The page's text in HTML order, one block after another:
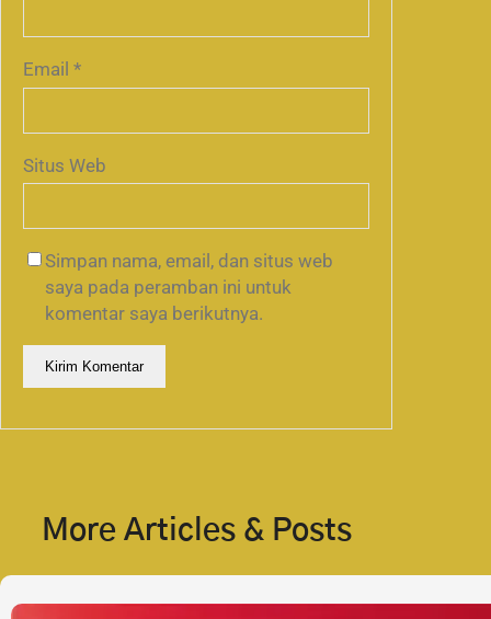
Email *
Situs Web
Simpan nama, email, dan situs web
saya pada peramban ini untuk
komentar saya berikutnya.
More Articles & Posts